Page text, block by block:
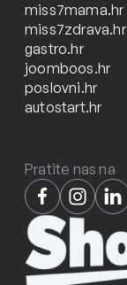
miss7mama.hr
miss7zdrava.hr
gastro.hr
joomboos.hr
poslovni.hr
autostart.hr
Pratite nas na